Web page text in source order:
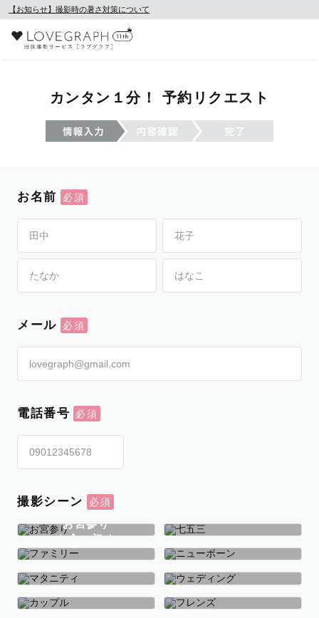
【お知らせ】撮影時の暑さ対策について
カンタン１分！ 予約リクエスト
お名前
メール
電話番号
撮影シーン
お宮参り
お食い初め
七五三
ファミリー ニューボーン
マタニティ ウェディング